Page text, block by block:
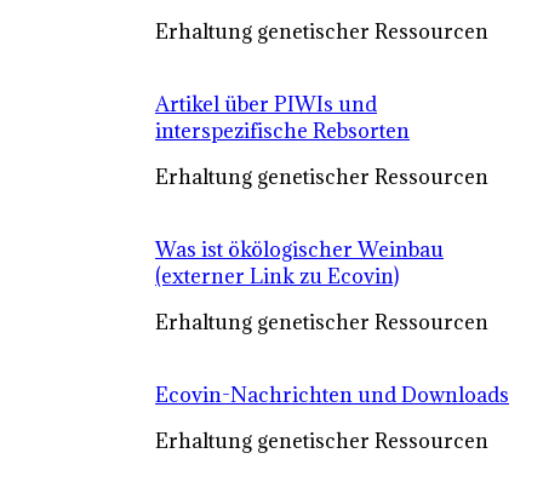
Erhaltung genetischer Ressourcen
Artikel über PIWIs und
interspezifische Rebsorten
Erhaltung genetischer Ressourcen
Was ist ökölogischer Weinbau
(externer Link zu Ecovin)
Erhaltung genetischer Ressourcen
Ecovin-Nachrichten und Downloads
Erhaltung genetischer Ressourcen